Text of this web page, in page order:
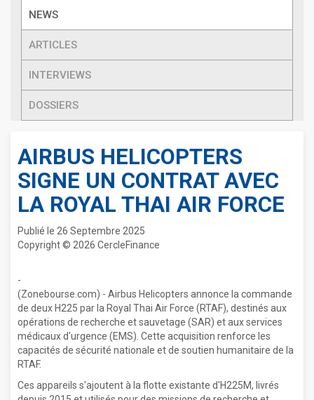
NEWS
ARTICLES
INTERVIEWS
DOSSIERS
AIRBUS HELICOPTERS
SIGNE UN CONTRAT AVEC
LA ROYAL THAI AIR FORCE
Publié le 26 Septembre 2025
Copyright © 2026 CercleFinance
-
(Zonebourse.com) - Airbus Helicopters annonce la commande
de deux H225 par la Royal Thai Air Force (RTAF), destinés aux
opérations de recherche et sauvetage (SAR) et aux services
médicaux d'urgence (EMS). Cette acquisition renforce les
capacités de sécurité nationale et de soutien humanitaire de la
RTAF.
Ces appareils s'ajoutent à la flotte existante d'H225M, livrés